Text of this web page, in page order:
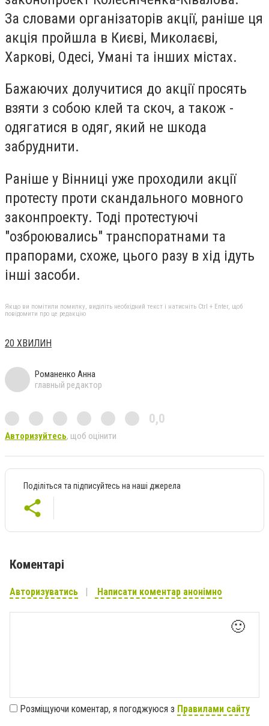
За словами організаторів акції, раніше ця
акція пройшла в Києві, Миколаєві,
Харкові, Одесі, Умані та інших містах.
Бажаючих долучитися до акції просять
взяти з собою клей та скоч, а також -
одягатися в одяг, який не шкода
забруднити.
Раніше у Вінниці уже проходили акції
протесту проти скандального мовного
законпроекту. Тоді протестуючі
"озброювались" транспоратнами та
прапорами, схоже, цього разу в хід ідуть
інші засоби.
Якщо ви помітили помилку, виділіть необхідний текст і натисніть Ctrl + Enter, щоб
повідомити про це редакцію
20 ХВИЛИН
Романенко Анна
главный редактор
0,0
Авторизуйтесь, щоб оцінити
Поділіться та підписуйтесь на наші джерела
Коментарі
Авторизуватись Написати коментар анонімно
🙂
Розміщуючи коментар, я погоджуюся з Правилами сайту